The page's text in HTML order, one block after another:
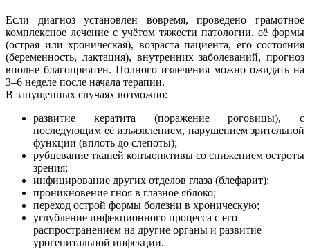
Если диагноз установлен вовремя, проведено грамотное
комплексное лечение с учётом тяжести патологии, её формы
(острая или хроническая), возраста пациента, его состояния
(беременность, лактация), внутренних заболеваний, прогноз
вполне благоприятен. Полного излечения можно ожидать на
3–6 неделе после начала терапии.
В запущенных случаях возможно:
развитие кератита (поражение роговицы), с
последующим её изъязвлением, нарушением зрительной
функции (вплоть до слепоты);
рубцевание тканей конъюнктивы со снижением остроты
зрения;
инфицирование других отделов глаза (блефарит);
проникновение гноя в глазное яблоко;
переход острой формы болезни в хроническую;
углубление инфекционного процесса с его
распространением на другие органы и развитие
урогенитальной инфекции.